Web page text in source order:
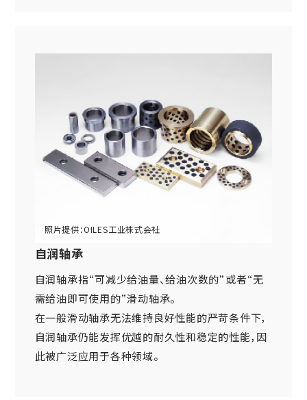
自润轴承
自润轴承指“可减少给油量、给油次数的”或者“无
需给油即可使用的”滑动轴承。
在一般滑动轴承无法维持良好性能的严苛条件下，
自润轴承仍能发挥优越的耐久性和稳定的性能，因
此被广泛应用于各种领域。